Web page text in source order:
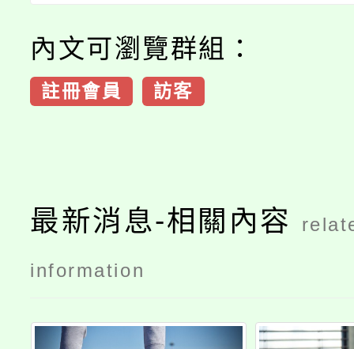
內文可瀏覽群組：
註冊會員 訪客
最新消息-相關內容
information